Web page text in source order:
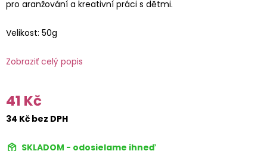
pro aranžování a kreativní práci s dětmi.
Velikost: 50g
Zobraziť celý popis
41 Kč
34 Kč bez DPH
SKLADOM - odosielame ihneď